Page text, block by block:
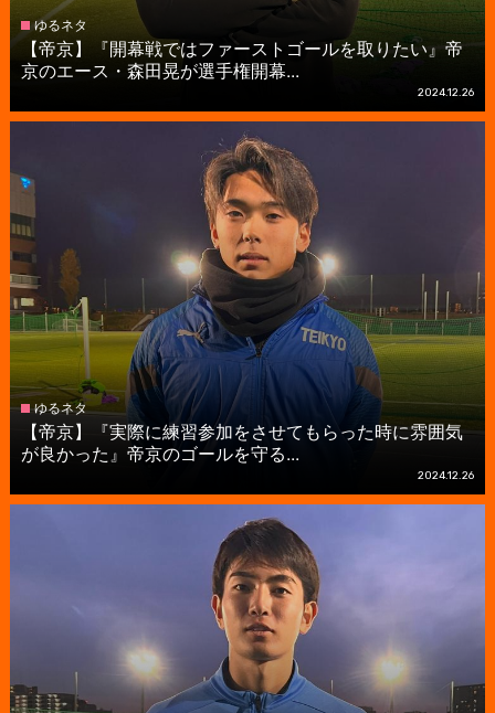
ゆるネタ
【帝京】『開幕戦ではファーストゴールを取りたい』帝
京のエース・森田晃が選手権開幕...
2024.12.26
ゆるネタ
【帝京】『実際に練習参加をさせてもらった時に雰囲気
が良かった』帝京のゴールを守る...
2024.12.26